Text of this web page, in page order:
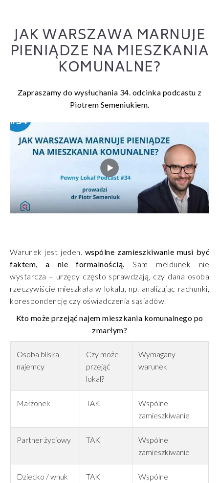
JAK WARSZAWA MARNUJE
PIENIĄDZE NA MIESZKANIA
KOMUNALNE?
Zapraszamy do wysłuchania 34. odcinka podcastu z
Piotrem Semeniukiem.
Warunek jest jeden. wspólne zamieszkiwanie musi być
faktem, a nie formalnością. Sam meldunek nie
wystarcza – urzędy często sprawdzają, czy dana osoba
rzeczywiście mieszkała w lokalu, np. analizując rachunki,
korespondencję czy oświadczenia sąsiadów.
Kto może przejąć najem mieszkania komunalnego po
zmarłym?
Osoba bliska
najemcy
Czy może
przejąć
lokal?
Wymagany
warunek
Małżonek TAK
Wspólne
zamieszkiwanie
Partner życiowy TAK
Wspólne
zamieszkiwanie
Dziecko / wnuk TAK
Wspólne